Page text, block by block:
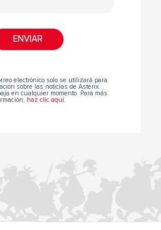
electrónico solo se utilizará para
sobre las noticias de Astérix.
en cualquier momento. Para más
haz clic aquí.